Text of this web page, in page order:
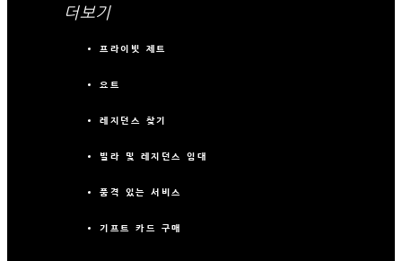
더보기
프라이빗 제트
요트
레지던스 찾기
빌라 및 레지던스 임대
품격 있는 서비스
기프트 카드 구매